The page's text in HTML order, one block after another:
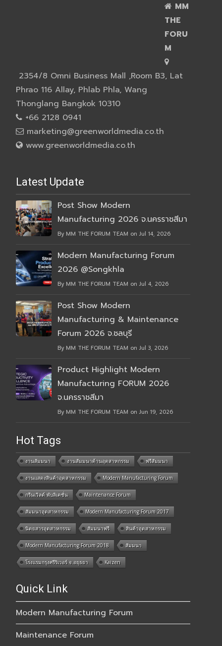
MM
THE
FORU
M
2354/8 Omni Business Mall ,Room B3, Lat
Phrao 116 Allay, Phlab Phla, Wang
Thonglang Bangkok 10310
+66 2128 0941
marketing@greenworldmedia.co.th
www.greenworldmedia.co.th
Latest Update
Post Show Modern
Manufacturing 2026 จ.นครราชสีมา
By MM THE FORUM TEAM on Jul 14, 2026
Modern Manufacturing Forum
2026 @Songkhla
By MM THE FORUM TEAM on Jul 4, 2026
Post Show Modern
Manufacturing & Maintenance
Forum 2026 จ.ชลบุรี
By MM THE FORUM TEAM on Jul 3, 2026
Product Highlight Modern
Manufacturing FORUM 2026
จ.นครราชสีมา
By MM THE FORUM TEAM on Jun 19, 2026
Hot Tags
งานสัมมนา งานสัมมนาด้านอุตสาหกรรม ฟรีสัมมนา
งานแสดงสินค้าอุตสาหกรรม Modern Manufacturing Forum
กรีนเวิลด์ พับลิเคชั่น Maintenance Forum
สัมมนาอุตสาหกรรม Modern Manufacturing Forum 2017
นิตยสารอุตสาหกรรม สัมมนาฟรี สินค้าอุตสาหกรรม
Modern Manufacturing Forum 2018 สัมมนา
โรงแรมกรุงศรีริเวอร์ จ.อยุธยา Kaizen
Quick Link
Modern Manufacturing Forum
Maintenance Forum